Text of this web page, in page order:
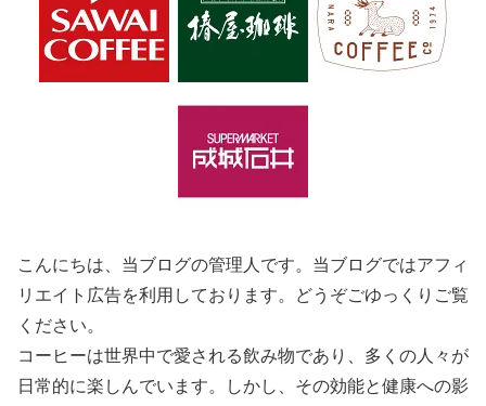
こんにちは、当ブログの管理人です。当ブログではアフィ
リエイト広告を利用しております。どうぞごゆっくりご覧
ください。
コーヒーは世界中で愛される飲み物であり、多くの人々が
日常的に楽しんでいます。しかし、その効能と健康への影